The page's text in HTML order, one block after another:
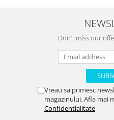
Don't miss our
Vreau sa primesc
magazinului. Afla mai
Confidentialitate